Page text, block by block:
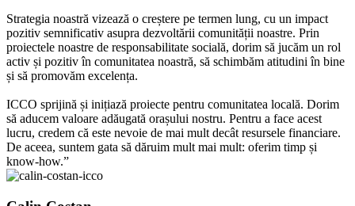
Strategia noastră vizează o creștere pe termen lung, cu un impact
pozitiv semnificativ asupra dezvoltării comunității noastre. Prin
proiectele noastre de responsabilitate socială, dorim să jucăm un rol
activ și pozitiv în comunitatea noastră, să schimbăm atitudini în bine
și să promovăm excelența.
ICCO sprijină și inițiază proiecte pentru comunitatea locală. Dorim
să aducem valoare adăugată orașului nostru. Pentru a face acest
lucru, credem că este nevoie de mai mult decât resursele financiare.
De aceea, suntem gata să dăruim mult mai mult: oferim timp și
know-how.”